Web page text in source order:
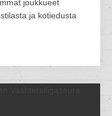
joukkueet
ja kotiedusta